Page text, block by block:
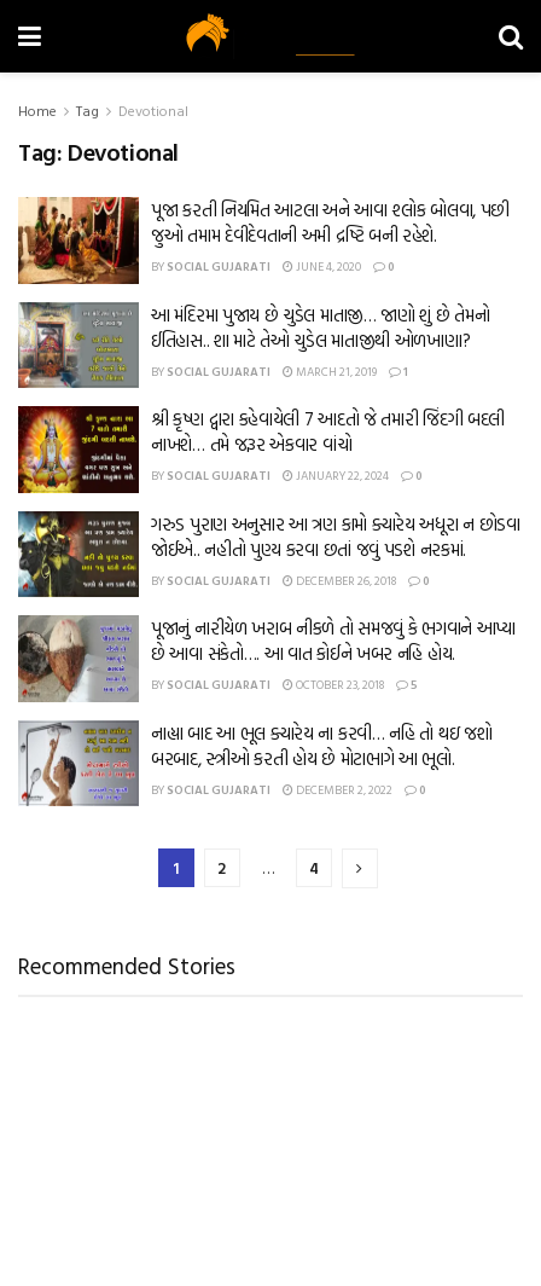
Home Tag Devotional
Tag: Devotional
પૂજા કરતી નિયમિત આટલા અને આવા શ્લોક બોલવા, પછી
જુઓ તમામ દેવીદેવતાની અમી દ્રષ્ટિ બની રહેશે.
BY SOCIAL GUJARATI JUNE 4, 2020 0
આ મંદિરમા પુજાય છે ચુડેલ માતાજી… જાણો શું છે તેમનો
ઈતિહાસ.. શા માટે તેઓ ચુડેલ માતાજીથી ઓળખાણા?
BY SOCIAL GUJARATI MARCH 21, 2019 1
શ્રી કૃષ્ણ દ્વારા કહેવાયેલી 7 આદતો જે તમારી જિંદગી બદલી
નાખશે… તમે જરૂર એકવાર વાંચો
BY SOCIAL GUJARATI JANUARY 22, 2024 0
ગરુડ પુરાણ અનુસાર આ ત્રણ કામો ક્યારેય અધૂરા ન છોડવા
જોઈએ.. નહીતો પુણ્ય કરવા છતાં જવું પડશે નરકમાં.
BY SOCIAL GUJARATI DECEMBER 26, 2018 0
પૂજાનું નારીયેળ ખરાબ નીકળે તો સમજવું કે ભગવાને આપ્યા
છે આવા સંકેતો…. આ વાત કોઈને ખબર નહિ હોય.
BY SOCIAL GUJARATI OCTOBER 23, 2018 5
નાહ્યા બાદ આ ભૂલ ક્યારેય ના કરવી… નહિ તો થઇ જશો
બરબાદ, સ્ત્રીઓ કરતી હોય છે મોટાભાગે આ ભૂલો.
BY SOCIAL GUJARATI DECEMBER 2, 2022 0
1 2 … 4
Recommended Stories